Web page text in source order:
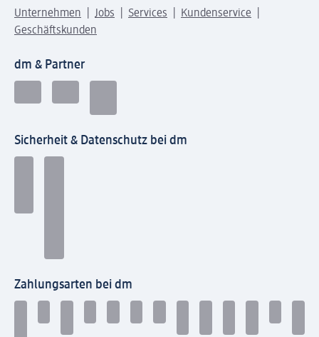
Unternehmen Jobs Services
Kundenservice
Geschäftskunden
dm & Partner
Sicherheit & Datenschutz bei dm
Zahlungsarten bei dm